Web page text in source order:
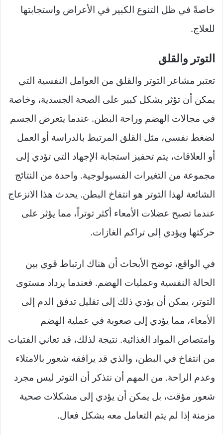
خاصةً في ظل التنوع الكبير في الأعراض واستجابتها
للعلاج.
التوتر والقلق
تعتبر مشاعر التوتر والقلق من العوامل النفسية التي
يمكن أن تؤثر بشكل كبير على الصحة الجسدية، وخاصة
في مجالات الهضم وراحة البطن. عندما يتعرض الجسم
لضغط نفسي، مثل القلق المرتبط بالدراسة أو العمل
أو العلاقات، يتم تحفيز استجابة الإجهاد التي تؤدي إلى
مجموعة من التغيرات الفسيولوجية. واحدة من النتائج
الشائعة لهذا التوتر هو انتفاخ البطن. يحدث هذا الانزعاج
عندما تصبح عضلات الأمعاء أكثر توتراً، مما يؤثر على
حركتها ويؤدي إلى تراكم الغازات.
في الواقع، توضح الأبحاث أن هناك ارتباط قوي بين
الحالة النفسية وعمليات الهضم. فعندما يزداد مستوى
التوتر، يمكن أن يؤدي ذلك إلى تقليل تدفق الدم إلى
الأمعاء، مما يؤدي إلى صعوبة في عملية الهضم
وامتصاص المواد الغذائية. نتيجة لذلك، قد تعاني الفتيات
من انتفاخ في البطن، والذي قد يرافقه شعور بالامتلاء
وعدم الراحة. من المهم أن نتذكر أن التوتر ليس مجرد
شعور مؤقت، بل يمكن أن يؤدي إلى مشكلات صحية
مزمنة إذا لم يتم التعامل معه بشكل فعال.